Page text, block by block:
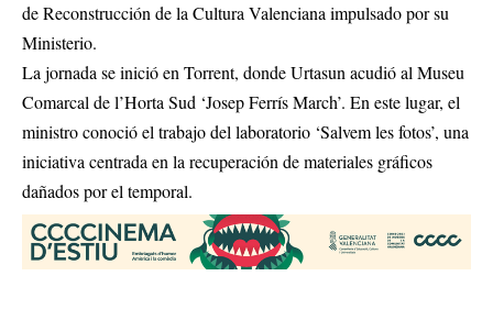
de Reconstrucción de la Cultura Valenciana impulsado por su
Ministerio.
La jornada se inició en Torrent, donde Urtasun acudió al Museu
Comarcal de l’Horta Sud ‘Josep Ferrís March’. En este lugar, el
ministro conoció el trabajo del laboratorio ‘Salvem les fotos’, una
iniciativa centrada en la recuperación de materiales gráficos
dañados por el temporal.